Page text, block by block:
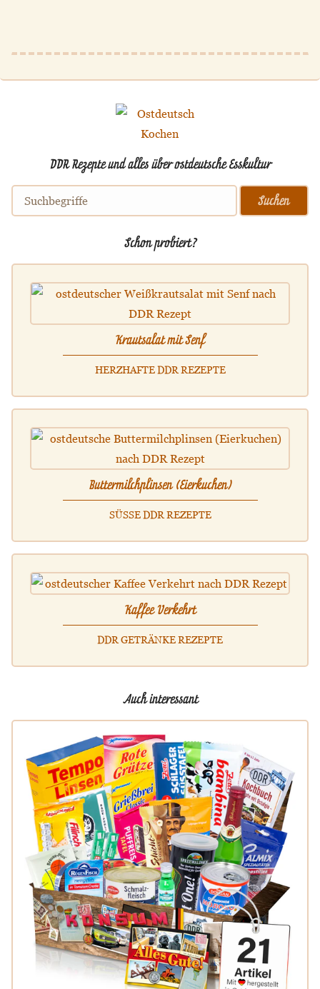
DDR Rezepte und alles über ostdeutsche Esskultur
Schon probiert?
Krautsalat mit Senf
HERZHAFTE DDR REZEPTE
Buttermilchplinsen (Eierkuchen)
SÜSSE DDR REZEPTE
Kaffee Verkehrt
DDR GETRÄNKE REZEPTE
Auch interessant